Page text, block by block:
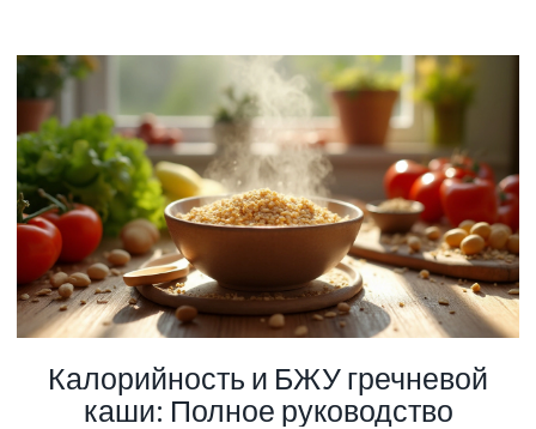
разнообразия источников белка и их сочетания.
Представлены практические советы по внедрению
богатых белком продуктов в повседневное меню.
Калорийность и БЖУ гречневой
каши: Полное руководство